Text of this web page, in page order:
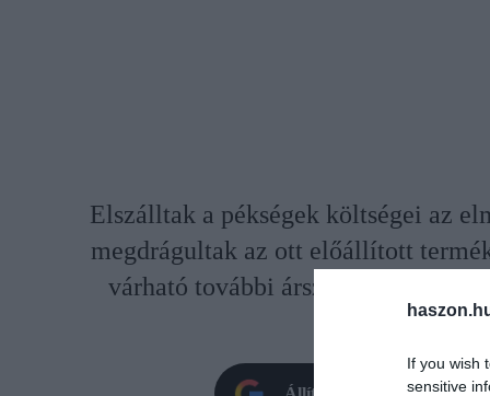
If you wish
sensitive
Elszálltak a pékségek költségei az
megdrágultak az ott előállított
várható további árszintemelkedés,